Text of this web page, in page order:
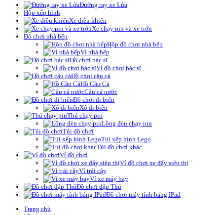
Đường ray xe Lửa
Hộp xếp hình
Xe điều khiển
Xe chạy pin và xe trớn
Đồ chơi nhà bếp
Hộp đồ chơi nhà bếp
Vỉ nhà bếp
Đồ chơi bác sĩ
Vỉ đồ chơi bác sĩ
Đồ chơi câu cá
Hồ Câu Cá
Câu cá nước
Đồ chơi đi biển
Xô đi biển
Thú chạy pin
Lồng đèn chạy pin
Túi đồ chơi
Túi xếp hình Lego
Túi đồ chơi khác
Vỉ đồ chơi
Vỉ đồ chơi xe đẩy siêu thị
Vỉ trái cây
Vỉ xe máy bay
Đồ chơi đập Thú
Đồ chơi máy tính bảng IPad
Trang chủ